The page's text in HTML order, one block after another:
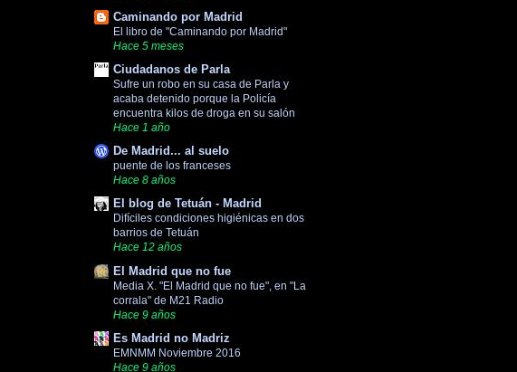
Caminando por Madrid
El libro de "Caminando por Madrid"
Hace 5 meses
Ciudadanos de Parla
Sufre un robo en su casa de Parla y
acaba detenido porque la Policía
encuentra kilos de droga en su salón
Hace 1 año
De Madrid... al suelo
puente de los franceses
Hace 8 años
El blog de Tetuán - Madrid
Difíciles condiciones higiénicas en dos
barrios de Tetuán
Hace 12 años
El Madrid que no fue
Media X. "El Madrid que no fue", en "La
corrala" de M21 Radio
Hace 9 años
Es Madrid no Madriz
EMNMM Noviembre 2016
Hace 9 años